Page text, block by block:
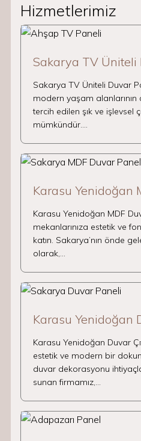
Hizmetlerimiz
Sakarya TV Üniteli
Sakarya TV Üniteli Duvar
modern yaşam
tercih edilen şık ve işlevsel
mümkündür.…
Karasu Yenidoğan
Karasu Yenidoğan MDF
mekanlarınıza estetik ve
katın. Sakarya’nın önde
olarak,…
Karasu Yenidoğan
Karasu Yenidoğan Duvar
estetik ve modern bir
duvar dekorasyonu
sunan firmamız,…